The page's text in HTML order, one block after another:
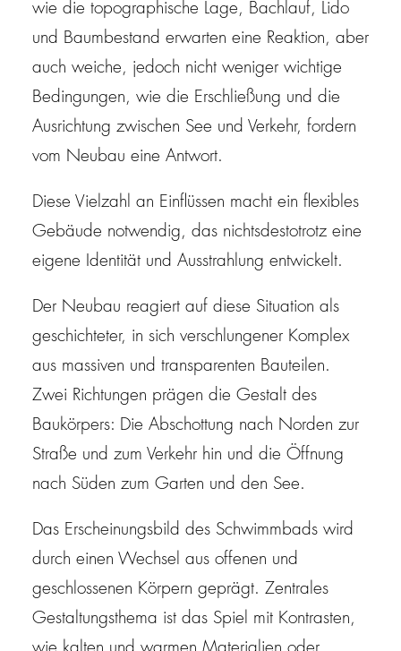
wie die topographische Lage, Bachlauf, Lido
und Baumbestand erwarten eine Reaktion, aber
auch weiche, jedoch nicht weniger wichtige
Bedingungen, wie die Erschließung und die
Ausrichtung zwischen See und Verkehr, fordern
vom Neubau eine Antwort.
Diese Vielzahl an Einflüssen macht ein flexibles
Gebäude notwendig, das nichtsdestotrotz eine
eigene Identität und Ausstrahlung entwickelt.
Der Neubau reagiert auf diese Situation als
geschichteter, in sich verschlungener Komplex
aus massiven und transparenten Bauteilen.
Zwei Richtungen prägen die Gestalt des
Baukörpers: Die Abschottung nach Norden zur
Straße und zum Verkehr hin und die Öffnung
nach Süden zum Garten und den See.
Das Erscheinungsbild des Schwimmbads wird
durch einen Wechsel aus offenen und
geschlossenen Körpern geprägt. Zentrales
Gestaltungsthema ist das Spiel mit Kontrasten,